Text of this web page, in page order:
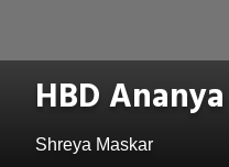
HBD Ananya
Shreya Maskar